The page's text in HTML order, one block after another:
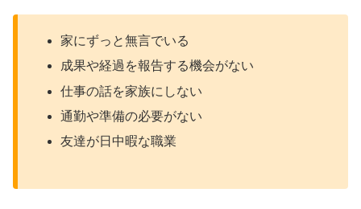
家にずっと無言でいる
成果や経過を報告する機会がない
仕事の話を家族にしない
通勤や準備の必要がない
友達が日中暇な職業